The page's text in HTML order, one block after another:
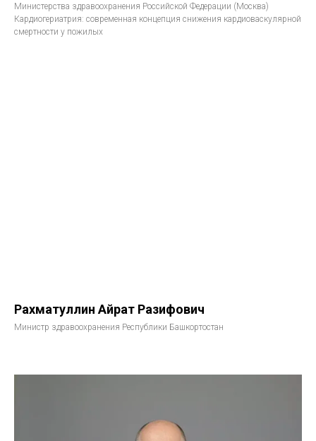
Министерства здравоохранения Российской Федерации (Москва)
Кардиогериатрия: современная концепция снижения кардиоваскулярной
смертности у пожилых
Рахматуллин Айрат Разифович
Министр здравоохранения Республики Башкортостан